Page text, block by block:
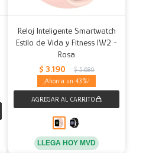
Reloj Inteligente Smartwatch
Estilo de Vida y Fitness IW2 -
Rosa
$ 3.190 $ 5.680
43
LLEGA HOY MVD